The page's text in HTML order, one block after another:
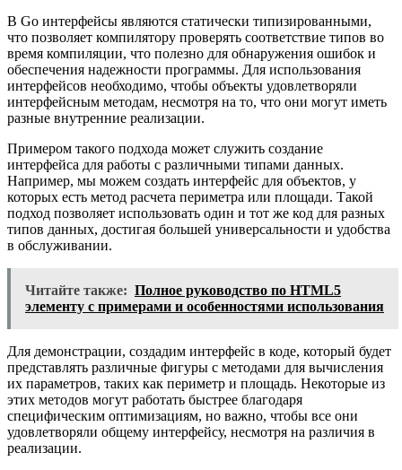
В Go интерфейсы являются статически типизированными,
что позволяет компилятору проверять соответствие типов во
время компиляции, что полезно для обнаружения ошибок и
обеспечения надежности программы. Для использования
интерфейсов необходимо, чтобы объекты удовлетворяли
интерфейсным методам, несмотря на то, что они могут иметь
разные внутренние реализации.
Примером такого подхода может служить создание
интерфейса для работы с различными типами данных.
Например, мы можем создать интерфейс для объектов, у
которых есть метод расчета периметра или площади. Такой
подход позволяет использовать один и тот же код для разных
типов данных, достигая большей универсальности и удобства
в обслуживании.
Читайте также: Полное руководство по HTML5
элементу с примерами и особенностями использования
Для демонстрации, создадим интерфейс в коде, который будет
представлять различные фигуры с методами для вычисления
их параметров, таких как периметр и площадь. Некоторые из
этих методов могут работать быстрее благодаря
специфическим оптимизациям, но важно, чтобы все они
удовлетворяли общему интерфейсу, несмотря на различия в
реализации.